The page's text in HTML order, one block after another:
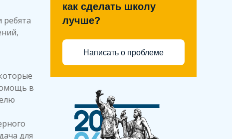
ребята
в
для
как сделать школу
лучше?
Написать о проблеме